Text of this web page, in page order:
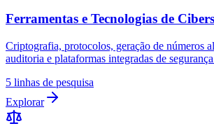
Ferramentas e Tecnologias de
Criptografia, protocolos, geração de números
auditoria e plataformas integradas de
5 linhas de pesquisa
Explorar